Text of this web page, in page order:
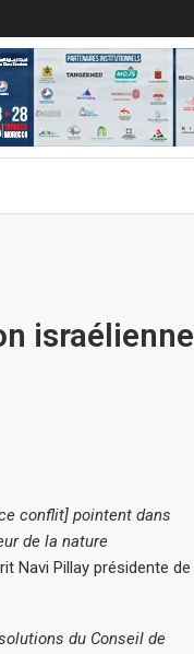
israélienne
conflit] pointent dans
de la nature
Navi Pillay présidente de
du Conseil de